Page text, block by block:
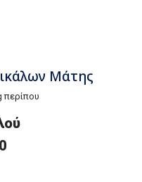
Μάτης
περίπου